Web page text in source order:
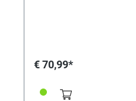
€ 70,99*